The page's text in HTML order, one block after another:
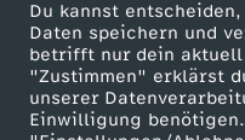
Du kannst
Daten speichern und
betrifft nur dein
"Zustimmen" erklärst
unserer
Einwilligung
t
e
ZDF goes Schule
Werbefernsehen
Mainzelmännchen